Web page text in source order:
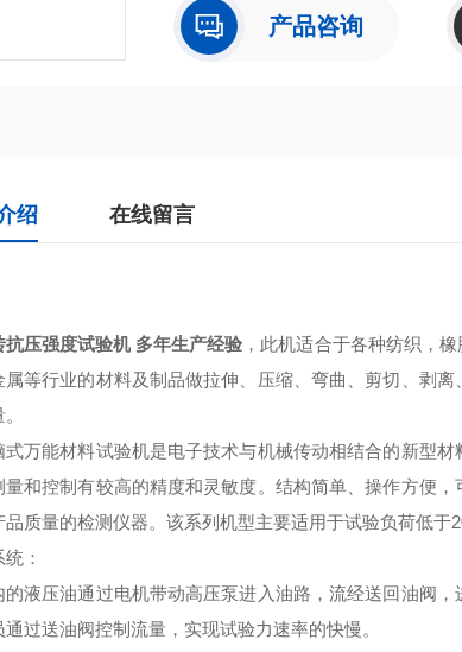
产品咨询
绍 在线留言
抗压强度试验机 多年生产经验 ，此机适合于各种纺织，
属等行业的材料及制品做拉伸、压缩、弯曲、剪切、剥
式万能材料试验机是电子技术与机械传动相结合的新型
量和控制有较高的精度和灵敏度。结构简单、操作方便
品质量的检测仪器。该系列机型主要适用于试验负荷低于
：
的液压油通过电机带动高压泵进入油路，流经送回油阀
通过送油阀控制流量，实现试验力速率的快慢。